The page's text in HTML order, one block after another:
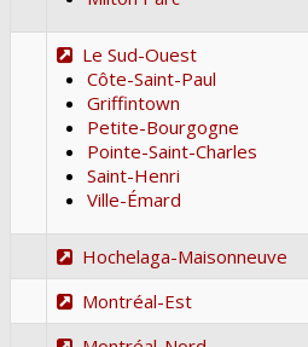
Le Sud-Ouest
Côte-Saint-Paul
Griffintown
Petite-Bourgogne
Pointe-Saint-Charles
Saint-Henri
Ville-Émard
Hochelaga-Maisonneuve
Montréal-Est